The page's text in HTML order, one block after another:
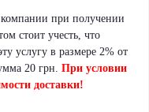
при получении
стоит учесть, что
услугу в размере 2% от
20 грн. При условии
доставки!